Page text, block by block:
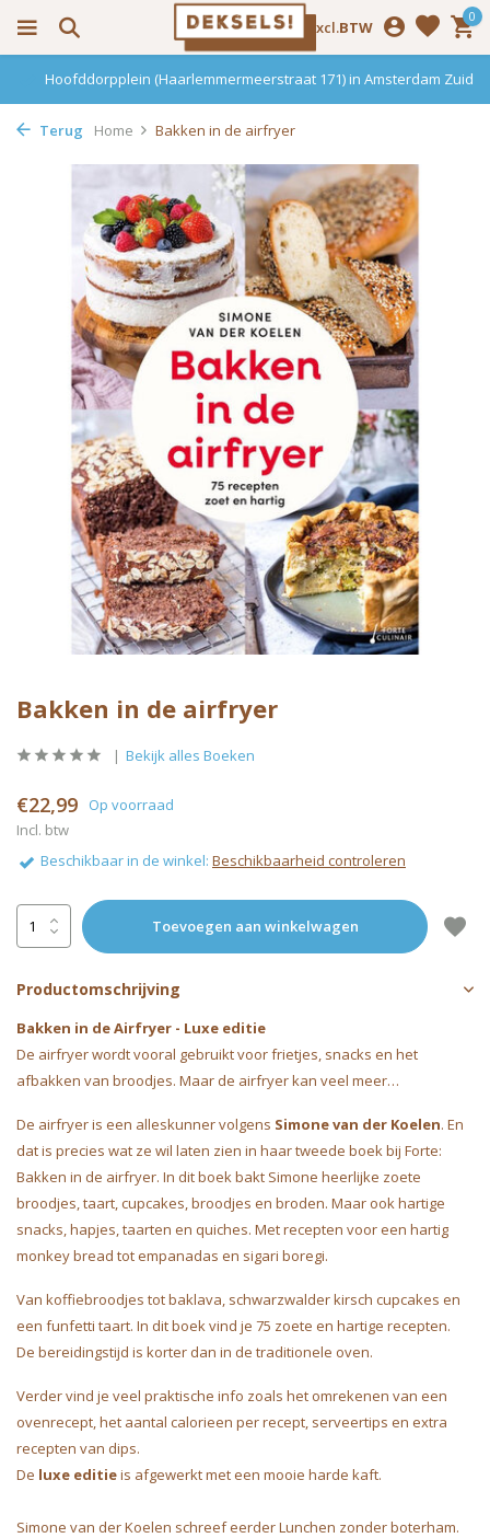
Incl. Excl.BTW
0
Hoofddorpplein (Haarlemmermeerstraat 171) in Amsterdam Zuid
Terug Home Bakken in de airfryer
Bakken in de airfryer
Bekijk alles Boeken
€22,99
Op voorraad
Incl. btw
Beschikbaar in de winkel: Beschikbaarheid controleren
Toevoegen aan winkelwagen
Productomschrijving
Bakken in de Airfryer - Luxe editie
De airfryer wordt vooral gebruikt voor frietjes, snacks en het
afbakken van broodjes. Maar de airfryer kan veel meer…
De airfryer is een alleskunner volgens Simone van der Koelen. En
dat is precies wat ze wil laten zien in haar tweede boek bij Forte:
Bakken in de airfryer. In dit boek bakt Simone heerlijke zoete
broodjes, taart, cupcakes, broodjes en broden. Maar ook hartige
snacks, hapjes, taarten en quiches. Met recepten voor een hartig
monkey bread tot empanadas en sigari boregi.
Van koffiebroodjes tot baklava, schwarzwalder kirsch cupcakes en
een funfetti taart. In dit boek vind je 75 zoete en hartige recepten.
De bereidingstijd is korter dan in de traditionele oven.
Verder vind je veel praktische info zoals het omrekenen van een
ovenrecept, het aantal calorieen per recept, serveertips en extra
recepten van dips.
De luxe editieis afgewerkt met een mooie harde kaft.
Simone van der Koelen schreef eerder Lunchen zonder boterham.